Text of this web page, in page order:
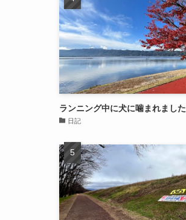
ランニング中に犬に噛まれました
日記